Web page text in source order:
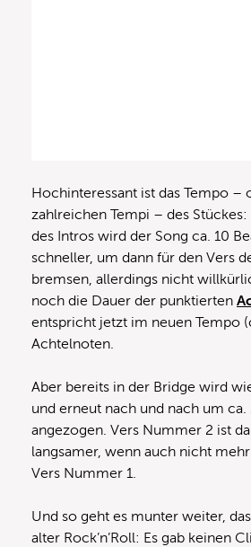
Hochinteressant ist das Tempo –
zahlreichen Tempi – des
des Intros wird der Song ca. 10
schneller, um dann für den Vers
bremsen, allerdings nicht
noch die Dauer der punktierten
entspricht jetzt im neuen Tempo
Achtelnoten.
Aber bereits in der Bridge wird
und erneut nach und nach um ca.
angezogen. Vers Nummer 2 ist
langsamer, wenn auch nicht
Vers Nummer 1.
Und so geht es munter weiter,
alter Rock’n’Roll: Es gab keinen